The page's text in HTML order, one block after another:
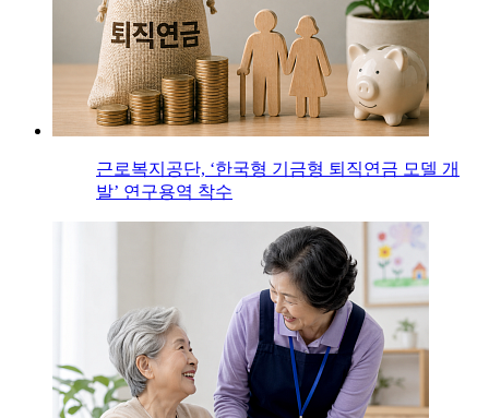
근로복지공단, ‘한국형 기금형 퇴직연금 모델 개
발’ 연구용역 착수